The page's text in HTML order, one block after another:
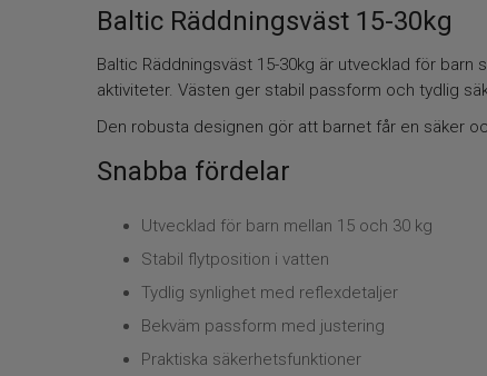
Baltic Räddningsväst 15-30kg
Baltic Räddningsväst 15-30kg är utvecklad för
aktiviteter. Västen ger stabil passform och tydlig
Den robusta designen gör att barnet får en säker
Snabba fördelar
Utvecklad för barn mellan 15 och 30 kg
Stabil flytposition i vatten
Tydlig synlighet med reflexdetaljer
Bekväm passform med justering
Praktiska säkerhetsfunktioner